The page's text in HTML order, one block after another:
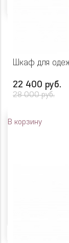
Шкаф для
22 400 руб.
28 000 руб.
В корзину